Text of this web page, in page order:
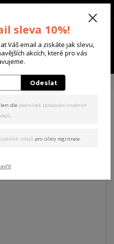
Menu
dámské tepláky Pray Loose Joggers
tepláky Pray
sleva 10%!
Váš email a ziskáte jak slevu,
akcích, které pro vás
Odeslat
dle podmínek zpracování osobních
.
údajů pro účely registrace.